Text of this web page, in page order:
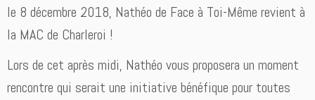
le 8 décembre 2018, Nathéo de Face à Toi-Même revient à
la MAC de Charleroi !
Lors de cet après midi, Nathéo vous proposera un moment
rencontre qui serait une initiative bénéfique pour toutes